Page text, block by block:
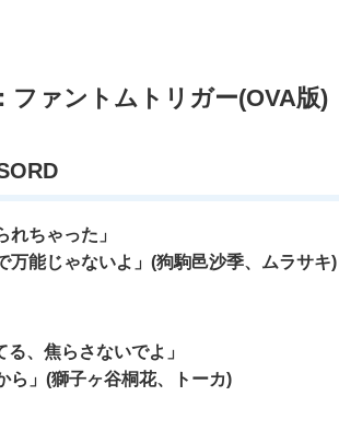
ファントムトリガー(OVA版)
れちゃった」
万能じゃないよ」(狗駒邑沙季、ムラサキ)
る、焦らさないでよ」
ら」(獅子ヶ谷桐花、トーカ)